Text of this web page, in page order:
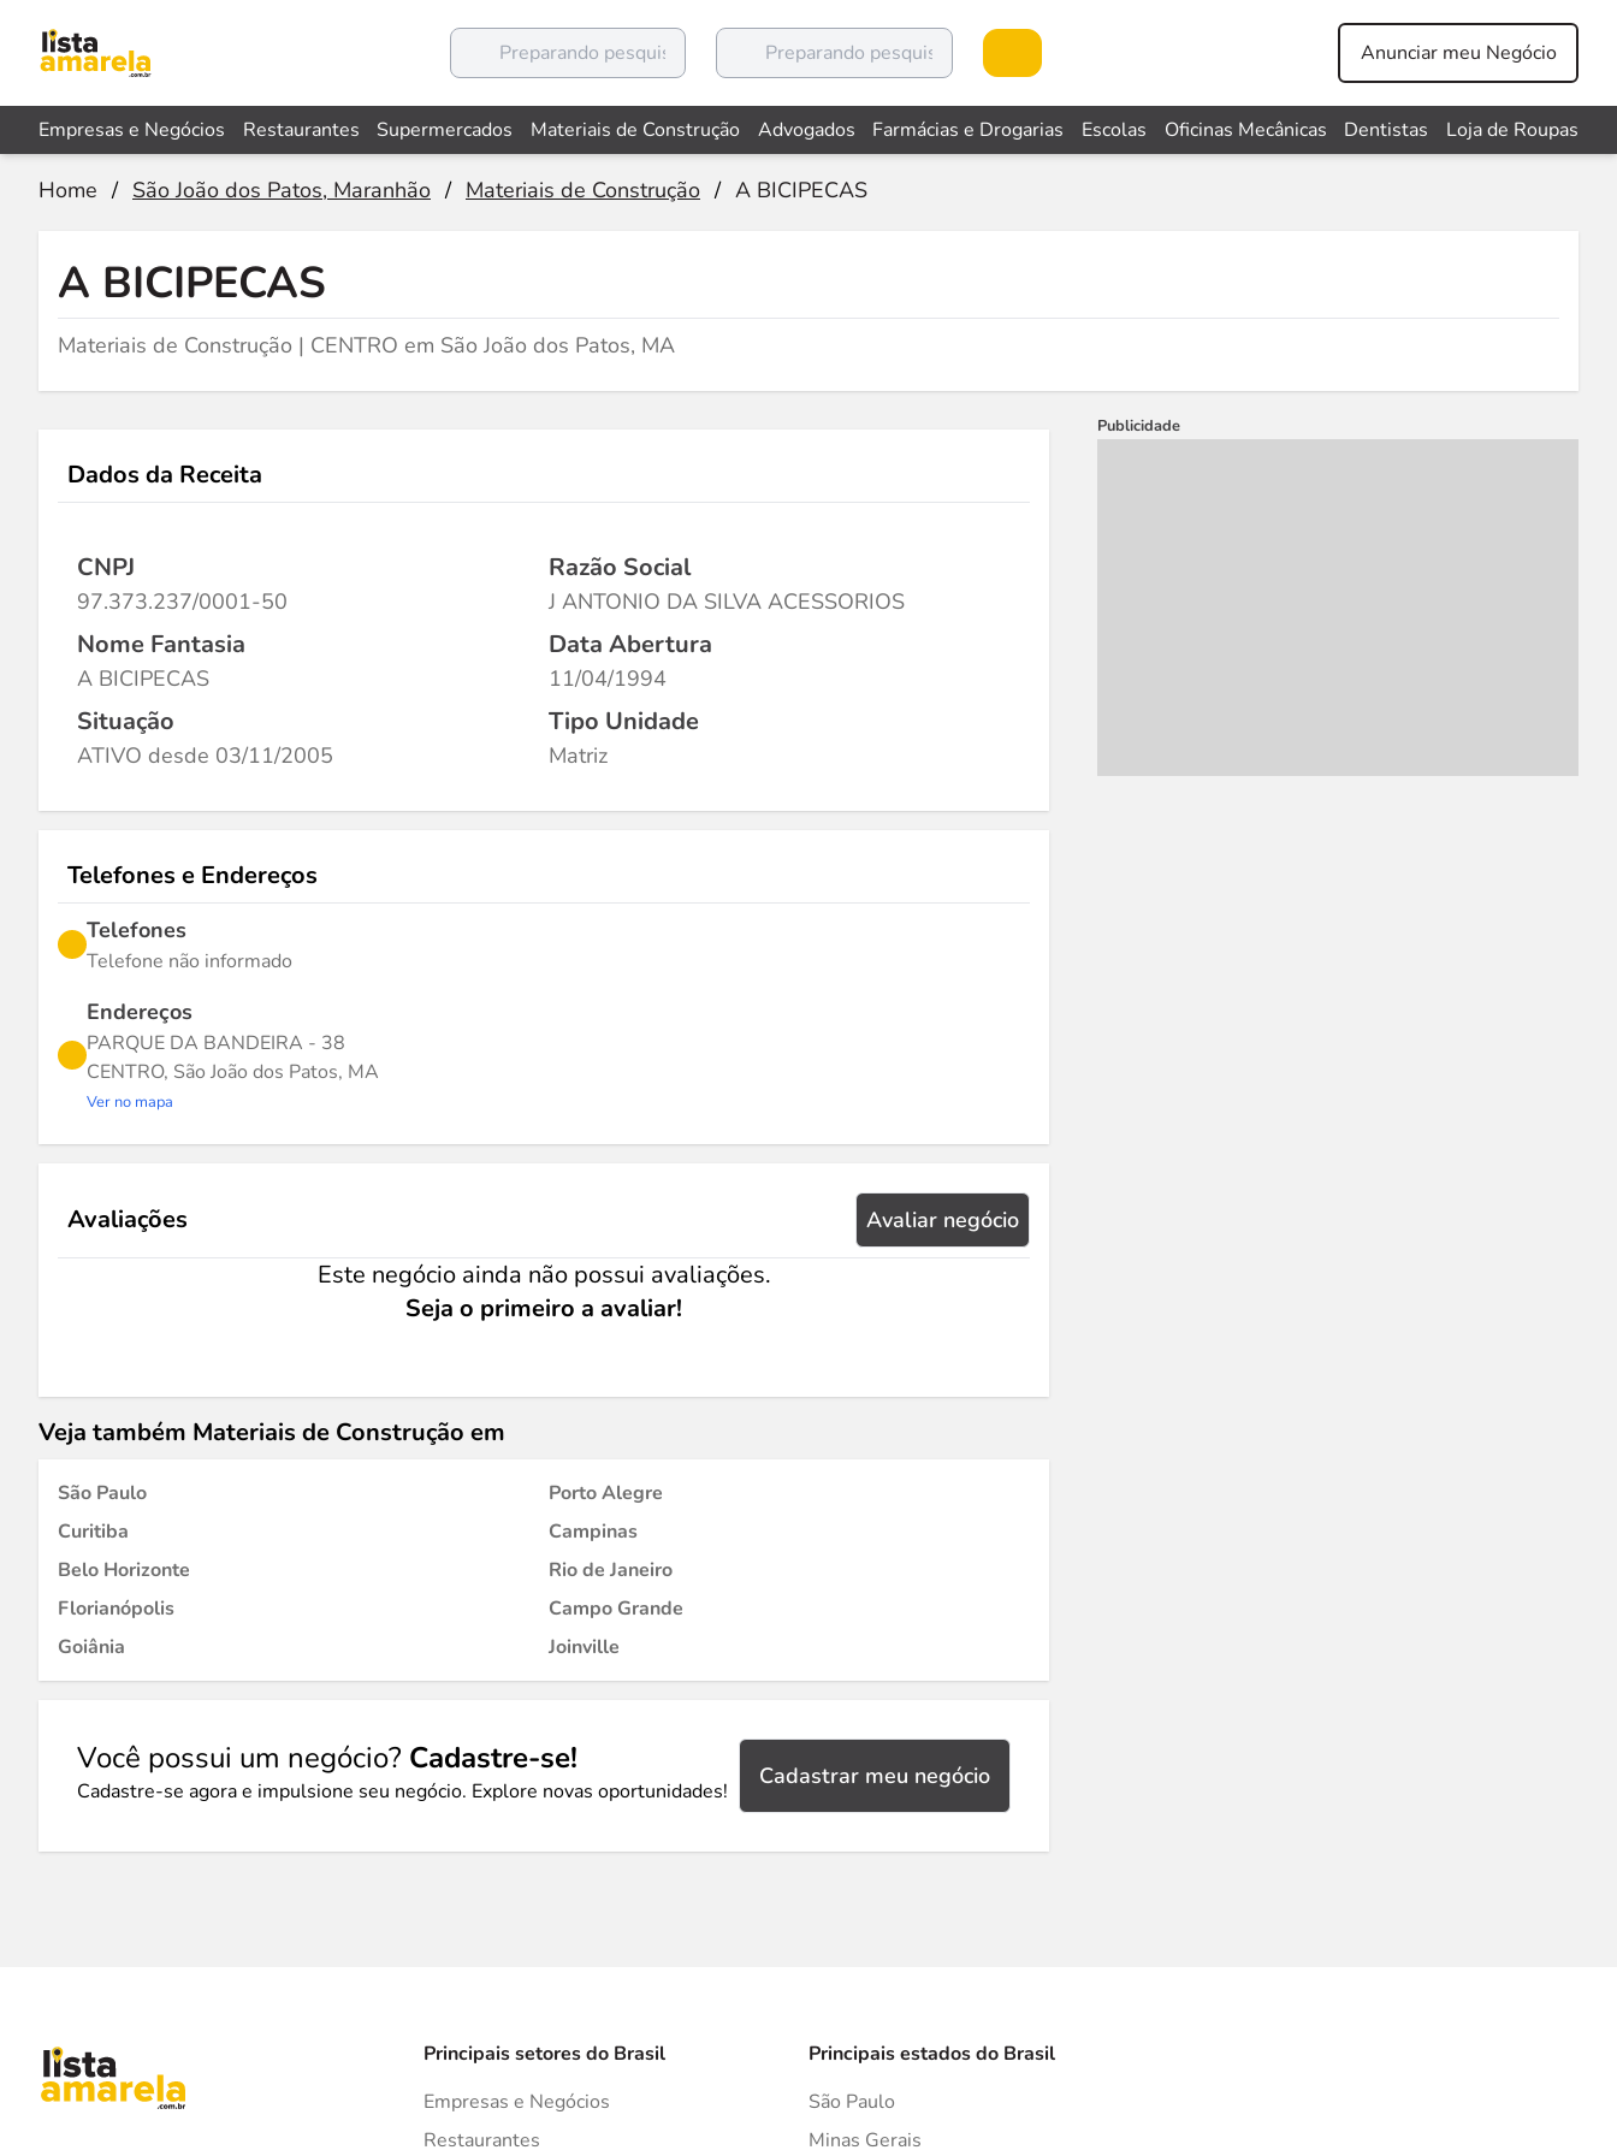
Anunciar meu Negócio
Empresas e Negócios Restaurantes Supermercados Materiais de Construção Advogados Farmácias e Drogarias Escolas Oficinas Mecânicas Dentistas Loja de Roupas
Home / São João dos Patos, Maranhão / Materiais de Construção / A BICIPECAS
A BICIPECAS
Materiais de Construção | CENTRO em São João dos Patos, MA
Dados da Receita
CNPJ
97.373.237/0001-50
Razão Social
J ANTONIO DA SILVA ACESSORIOS
Nome Fantasia
A BICIPECAS
Data Abertura
11/04/1994
Situação
ATIVO desde 03/11/2005
Tipo Unidade
Matriz
Telefones e Endereços
Telefones
Telefone não informado
Endereços
PARQUE DA BANDEIRA - 38
CENTRO, São João dos Patos, MA
Ver no mapa
Avaliações Avaliar negócio
Este negócio ainda não possui avaliações.
Seja o primeiro a avaliar!
Veja também Materiais de Construção em
São Paulo
Porto Alegre
Curitiba
Campinas
Belo Horizonte
Rio de Janeiro
Florianópolis
Campo Grande
Goiânia
Joinville
Você possui um negócio? Cadastre-se!
Cadastre-se agora e impulsione seu negócio. Explore novas oportunidades!
Cadastrar meu negócio
Publicidade
Principais setores do Brasil
Empresas e Negócios
Restaurantes
Principais estados do Brasil
São Paulo
Minas Gerais